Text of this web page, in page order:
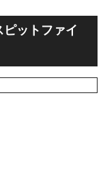
ットファイ